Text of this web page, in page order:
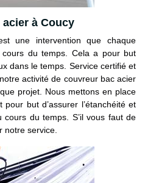
à Coucy
une intervention que chaque
du temps. Cela a pour but
dans le temps. Service certifié et
activité de couvreur bac acier
projet. Nous mettons en place
but d’assurer l’étanchéité et
du temps. S’il vous faut de
notre service.